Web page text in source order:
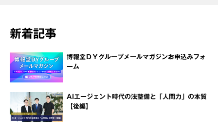
新着記事
博報堂ＤＹグループメールマガジンお申込みフォ
ーム
AIエージェント時代の法整備と「人間力」の本質
【後編】